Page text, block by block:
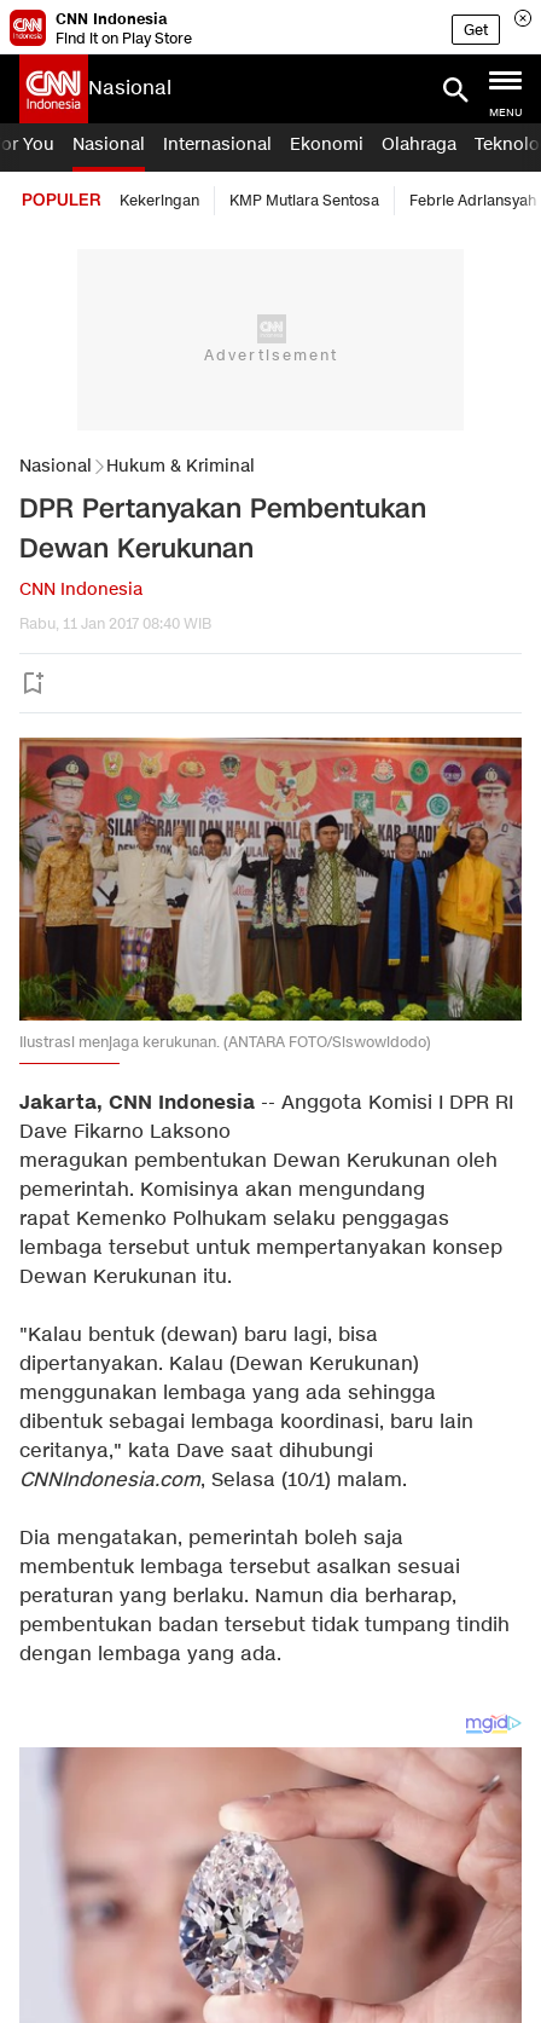
CNN Indonesia
Find it on Play Store
Get
Nasional
MENU
You Nasional Internasional Ekonomi Olahraga
POPULER Kekeringan KMP Mutiara Sentosa Febrie Adriansyah
Nasional Hukum & Kriminal
DPR Pertanyakan Pembentukan
Dewan Kerukunan
CNN Indonesia
Rabu, 11 Jan 2017 08:40 WIB
Ilustrasi menjaga kerukunan. (ANTARA FOTO/Siswowidodo)
Jakarta, CNN Indonesia -- Anggota Komisi I DPR RI
Dave Fikarno Laksono
meragukan pembentukan Dewan Kerukunan oleh
pemerintah. Komisinya akan mengundang
rapat Kemenko Polhukam selaku penggagas
lembaga tersebut untuk mempertanyakan konsep
Dewan Kerukunan itu.
"Kalau bentuk (dewan) baru lagi, bisa
dipertanyakan. Kalau (Dewan Kerukunan)
menggunakan lembaga yang ada sehingga
dibentuk sebagai lembaga koordinasi, baru lain
ceritanya," kata Dave saat dihubungi
CNNIndonesia.com, Selasa (10/1) malam.
Dia mengatakan, pemerintah boleh saja
membentuk lembaga tersebut asalkan sesuai
peraturan yang berlaku. Namun dia berharap,
pembentukan badan tersebut tidak tumpang tindih
dengan lembaga yang ada.